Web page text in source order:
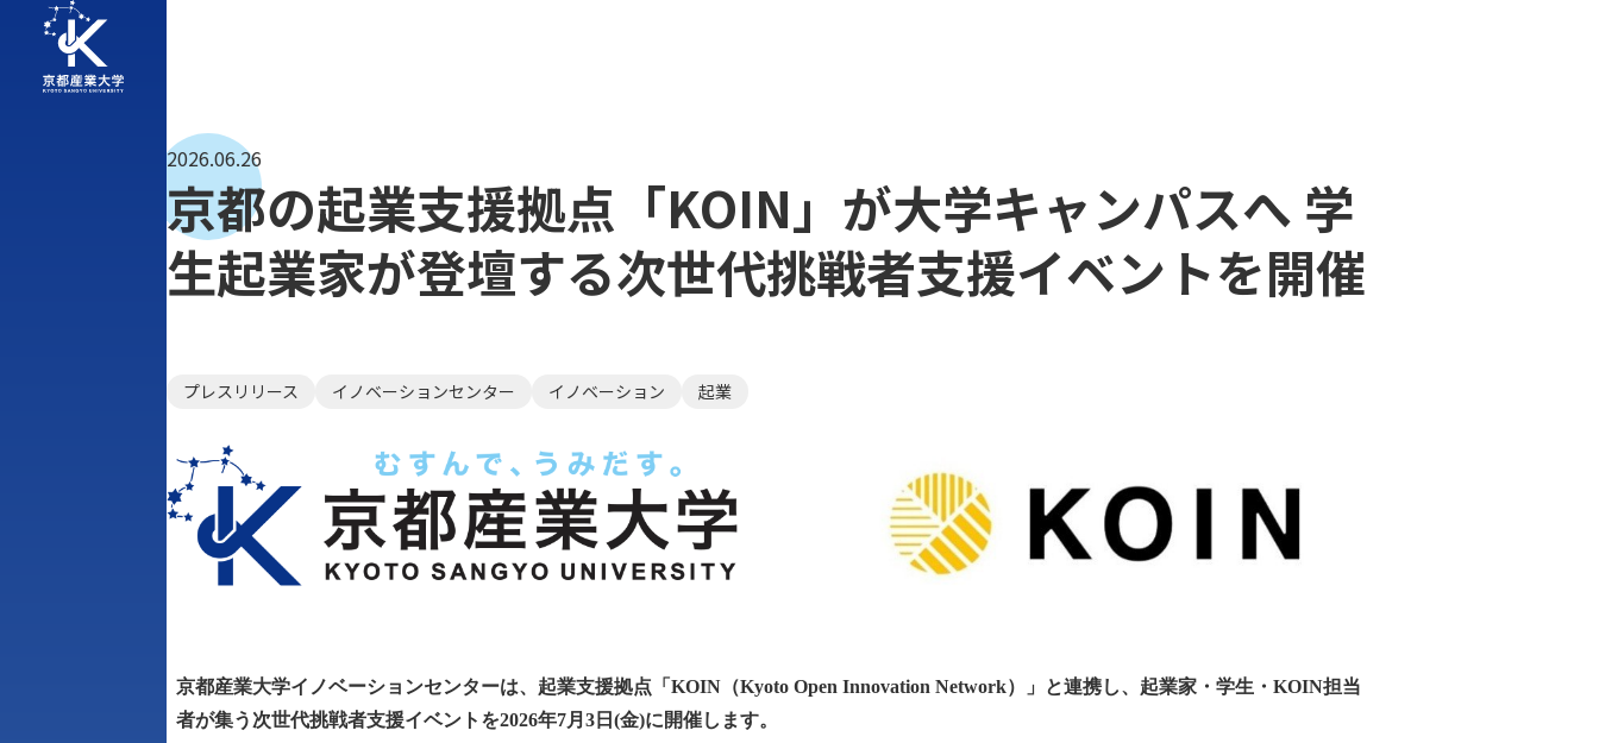
2026.06.26
京都の起業支援拠点「KOIN」が大学キャンパスへ 学
生起業家が登壇する次世代挑戦者支援イベントを開催
プレスリリース イノベーションセンター イノベーション 起業
京都産業大学イノベーションセンターは、起業支援拠点「KOIN （Kyoto Open Innovation Network）」と連携し、起業家・学生・KOIN担当
者が集う次世代挑戦者支援イベントを2026年7月3 日(金)に開催します。